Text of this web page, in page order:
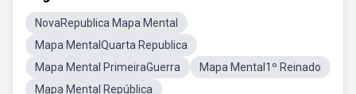
NovaRepublica Mapa Mental
Mapa MentalQuarta Republica
Mapa Mental PrimeiraGuerra
Mapa Mental1º Reinado
Mapa Mental República